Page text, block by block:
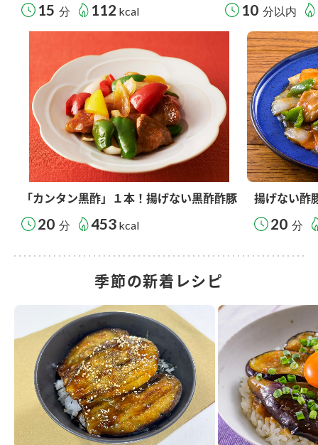
15 分 112 kcal 10 分以内
「カンタン黒酢」１本！揚げない黒酢酢豚
20 分 453 kcal
揚げない酢
20 分
季節の新着レシピ